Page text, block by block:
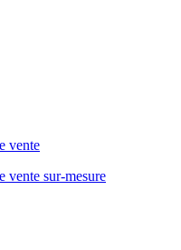
vente
vente sur-mesure